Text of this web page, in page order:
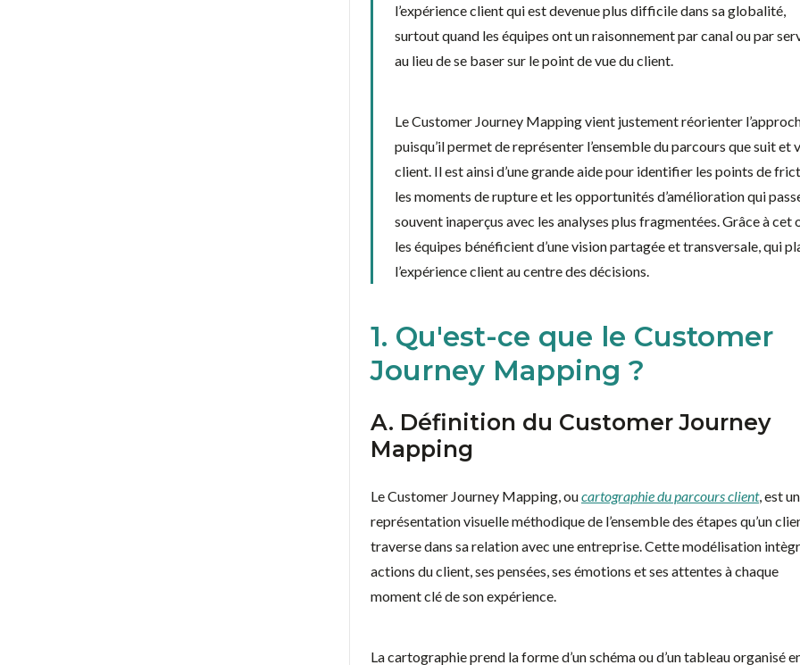
l’expérience client qui est devenue plus difficile dans sa globalité,
surtout quand les équipes ont un raisonnement par canal ou par
au lieu de se baser sur le point de vue du client.
Le Customer Journey Mapping vient justement réorienter
puisqu’il permet de représenter l’ensemble du parcours que suit et
client. Il est ainsi d’une grande aide pour identifier les points de
les moments de rupture et les opportunités d’amélioration qui
souvent inaperçus avec les analyses plus fragmentées. Grâce à cet
les équipes bénéficient d’une vision partagée et transversale, qui
l’expérience client au centre des décisions.
1. Qu'est-ce que le Customer
Journey Mapping ?
A. Définition du Customer Journey
Mapping
Le Customer Journey Mapping, oucartographie du parcours client, est
représentation visuelle méthodique de l’ensemble des étapes qu’un
traverse dans sa relation avec une entreprise. Cette modélisation
actions du client, ses pensées, ses émotions et ses attentes à chaque
moment clé de son expérience.
La cartographie prend la forme d’un schéma ou d’un tableau organisé